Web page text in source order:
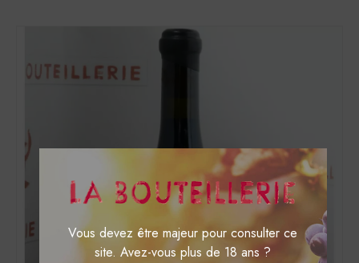
Vous devez être majeur pour consulter ce
site. Avez-vous plus de 18 ans ?